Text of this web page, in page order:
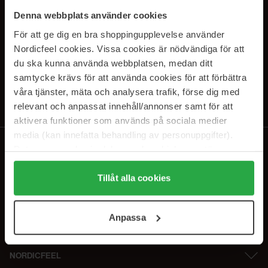
Denna webbplats använder cookies
För att ge dig en bra shoppingupplevelse använder
Nordicfeel cookies. Vissa cookies är nödvändiga för att
du ska kunna använda webbplatsen, medan ditt
samtycke krävs för att använda cookies för att förbättra
våra tjänster, mäta och analysera trafik, förse dig med
relevant och anpassat innehåll/annonser samt för att
aktivera funktioner som används på sociala medier
media (kan innefatta behandling av personuppgifter).
Genom att trycka på "Tillåt alla cookies" accepterar du
alla cookies, medan du under "Detaljer" kan anpassa
användningen av cookies. Du kan när som helst återkalla
samt vår Integritetspolicy.
Tillåt alla cookies
Anpassa
PRENUMERERA PÅ VÅRA
NYHETSBREV
E-postadress
Genom att prenumerera accepterar du vårIntegritetspolicy.
NORDICFEEL